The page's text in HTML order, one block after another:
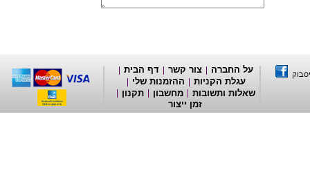
על החברה צור קשר
דף הבית
עגלת הקניות
ההזמנות שלי
שאלות ותשובות
מחשבון
תקנון
זמן ייצור